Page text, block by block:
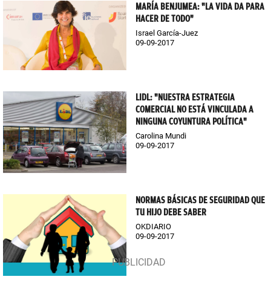
MARÍA BENJUMEA: "LA VIDA DA PARA
HACER DE TODO"
Israel García-Juez
09-09-2017
LIDL: "NUESTRA ESTRATEGIA
COMERCIAL NO ESTÁ VINCULADA A
NINGUNA COYUNTURA POLÍTICA"
Carolina Mundi
09-09-2017
NORMAS BÁSICAS DE SEGURIDAD QUE
TU HIJO DEBE SABER
OKDIARIO
09-09-2017